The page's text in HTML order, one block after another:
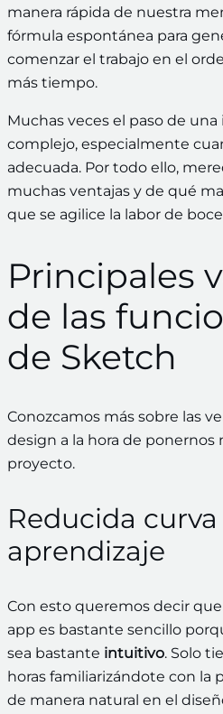
manera rápida de nuestra
fórmula espontánea para
comenzar el trabajo en el
más tiempo.
Muchas veces el paso de
complejo, especialmente
adecuada. Por todo ello,
muchas ventajas y de qué
que se agilice la labor de
Principales
de las
de Sketch
Conozcamos más sobre las
design a la hora de ponernos
proyecto.
Reducida
aprendizaje
Con esto queremos decir
app es bastante sencillo
sea bastante intuitivo. Solo
horas familiarizándote con la
de manera natural en el